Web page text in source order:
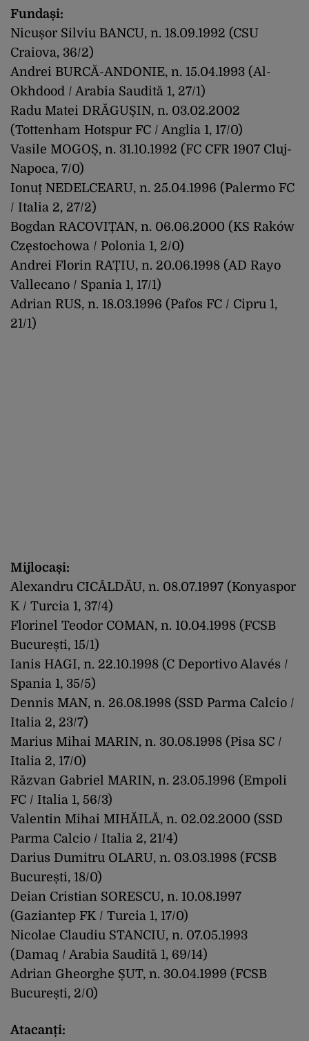
Fundași:
Nicușor Silviu BANCU, n. 18.09.1992 (CSU
Craiova, 36/2)
Andrei BURCĂ-ANDONIE, n. 15.04.1993 (Al-
Okhdood / Arabia Saudită 1, 27/1)
Radu Matei DRĂGUȘIN, n. 03.02.2002
(Tottenham Hotspur FC / Anglia 1, 17/0)
Vasile MOGOȘ, n. 31.10.1992 (FC CFR 1907 Cluj-
Napoca, 7/0)
Ionuț NEDELCEARU, n. 25.04.1996 (Palermo FC
/ Italia 2, 27/2)
Bogdan RACOVIȚAN, n. 06.06.2000 (KS Raków
Częstochowa / Polonia 1, 2/0)
Andrei Florin RAȚIU, n. 20.06.1998 (AD Rayo
Vallecano / Spania 1, 17/1)
Adrian RUS, n. 18.03.1996 (Pafos FC / Cipru 1,
21/1)
Mijlocași:
Alexandru CICÂLDĂU, n. 08.07.1997 (Konyaspor
K / Turcia 1, 37/4)
Florinel Teodor COMAN, n. 10.04.1998 (FCSB
București, 15/1)
Ianis HAGI, n. 22.10.1998 (C Deportivo Alavés /
Spania 1, 35/5)
Dennis MAN, n. 26.08.1998 (SSD Parma Calcio /
Italia 2, 23/7)
Marius Mihai MARIN, n. 30.08.1998 (Pisa SC /
Italia 2, 17/0)
Răzvan Gabriel MARIN, n. 23.05.1996 (Empoli
FC / Italia 1, 56/3)
Valentin Mihai MIHĂILĂ, n. 02.02.2000 (SSD
Parma Calcio / Italia 2, 21/4)
Darius Dumitru OLARU, n. 03.03.1998 (FCSB
București, 18/0)
Deian Cristian SORESCU, n. 10.08.1997
(Gaziantep FK / Turcia 1, 17/0)
Nicolae Claudiu STANCIU, n. 07.05.1993
(Damaq / Arabia Saudită 1, 69/14)
Adrian Gheorghe ȘUT, n. 30.04.1999 (FCSB
București, 2/0)
Atacanți: